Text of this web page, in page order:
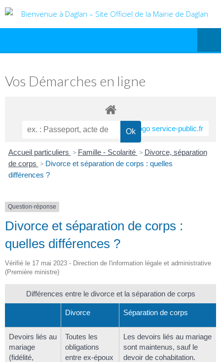
Vos Démarches en ligne
Accueil particuliers > Famille - Scolarité > Divorce, séparation
de corps > Divorce et séparation de corps : quelles
différences ?
Question-réponse
Divorce et séparation de corps :
quelles différences ?
Vérifié le 17 mai 2023 - Direction de l'information légale et administrative
(Première ministre)
Différences entre le divorce et la séparation de corps
Divorce Séparation de corps
Devoirs liés au
mariage
(fidélité,
Toutes les
obligations
entre ex-époux
Les devoirs liés au mariage
sont maintenus, sauf le
devoir de cohabitation.